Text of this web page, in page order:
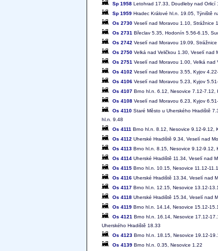
Sp 1958 Letohrad 17.33, Doudleby nad Orlicí
Sp 1959 Hradec Králové hl.n. 19.05, Týniště
Os 2730 Veselí nad Moravou 1.10, Strážnice
Os 2731 Břeclav 5.35, Hodonín 5.56-6.15,
Os 2742 Veselí nad Moravou 19.09,
Os 2750 Velká nad Veličkou 1.30, Veselí nad
Os 2751 Veselí nad Moravou 1.00, Velká nad
Os 4102 Veselí nad Moravou 3.55, Kyjov
Os 4106 Veselí nad Moravou 5.23, Kyjov
Os 4107 Brno hl.n. 6.12, Nesovice 7.12-7.12,
Os 4108 Veselí nad Moravou 6.23, Kyjov
Os 4110 Staré Město u Uherského Hradiště
hl.n. 9.48
Os 4111 Brno hl.n. 8.12, Nesovice 9.12-9.12,
Os 4112 Uherské Hradiště 9.34, Veselí nad
Os 4113 Brno hl.n. 8.15, Nesovice 9.12-9.12,
Os 4114 Uherské Hradiště 11.34, Veselí nad
Os 4115 Brno hl.n. 10.15, Nesovice 11.12-
Os 4116 Uherské Hradiště 13.34, Veselí nad
Os 4117 Brno hl.n. 12.15, Nesovice 13.12-
Os 4118 Uherské Hradiště 15.34, Veselí nad
Os 4119 Brno hl.n. 14.14, Nesovice 15.12-
Os 4121 Brno hl.n. 16.14, Nesovice 17.12-
Uherského Hradiště 18.33
Os 4123 Brno hl.n. 18.15, Nesovice 19.12-
Os 4139 Brno hl.n. 0.35, Nesovice 1.22